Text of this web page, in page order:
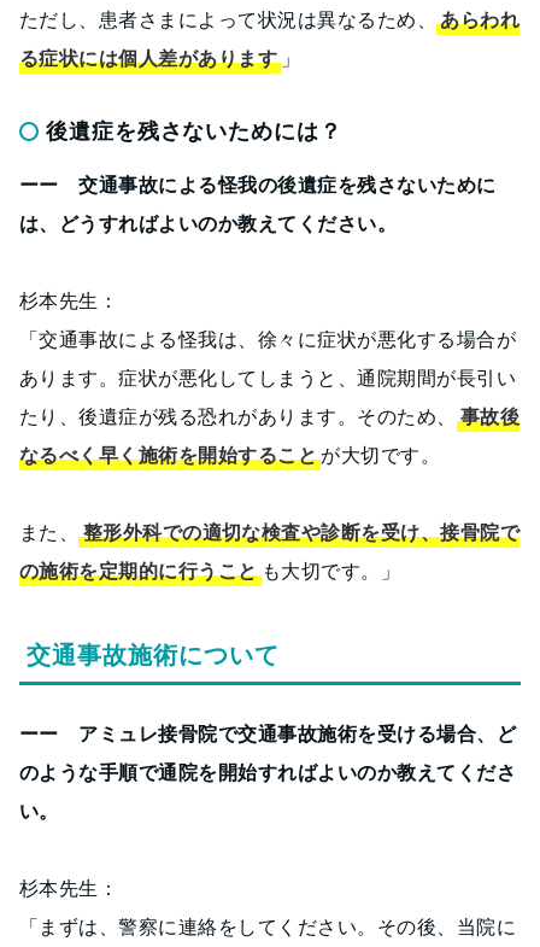
ただし、患者さまによって状況は異なるため、あらわれ
る症状には個人差があります 」
後遺症を残さないためには？
ーー 交通事故による怪我の後遺症を残さないために
は、どうすればよいのか教えてください。
杉本先生：
「交通事故による怪我は、徐々に症状が悪化する場合が
あります。症状が悪化してしまうと、通院期間が長引い
たり、後遺症が残る恐れがあります。そのため、
事故後
なるべく早く施術を開始することが大切です。
また、整形外科での適切な検査や診断を受け、接骨院で
の施術を定期的に行うことも大切です。」
交通事故施術について
ーー アミュレ接骨院で交通事故施術を受ける場合、ど
のような手順で通院を開始すればよいのか教えてくださ
い。
杉本先生：
「まずは、警察に連絡をしてください。その後、当院に